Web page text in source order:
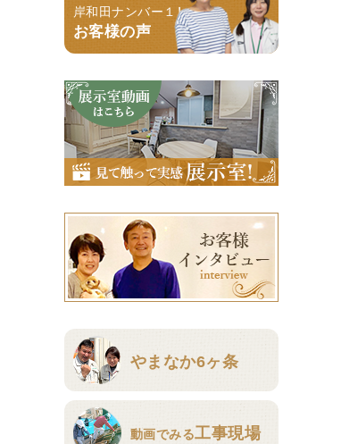
岸和田ナンバー１！
お客様の声
やまなか6ヶ条
動画でみる工事現場